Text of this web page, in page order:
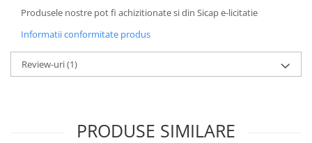
Hartie igienica
Prosoape pliate
Role medicale
Role prosop
Produsele nostre pot fi achizitionate si din Sicap e-licitatie
Informatii conformitate produs
Review-uri(1)
PRODUSE SIMILARE